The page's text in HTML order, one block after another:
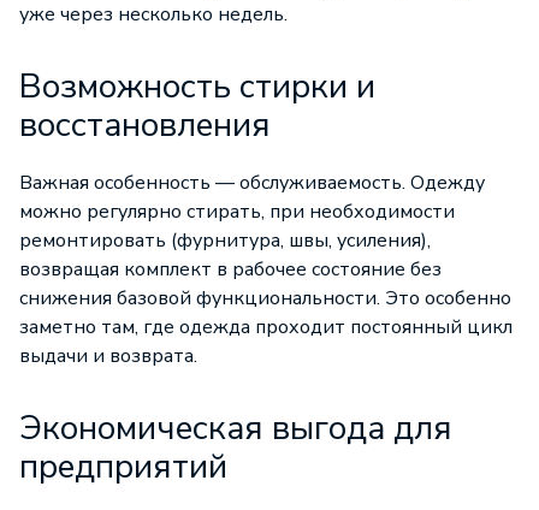
уже через несколько недель.
Возможность стирки и
восстановления
Важная особенность — обслуживаемость. Одежду
можно регулярно стирать, при необходимости
ремонтировать (фурнитура, швы, усиления),
возвращая комплект в рабочее состояние без
снижения базовой функциональности. Это особенно
заметно там, где одежда проходит постоянный цикл
выдачи и возврата.
Экономическая выгода для
предприятий